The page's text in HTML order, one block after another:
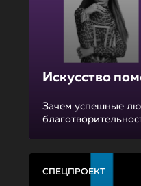
Искусство
Зачем успешные
СПЕЦПРОЕКТ